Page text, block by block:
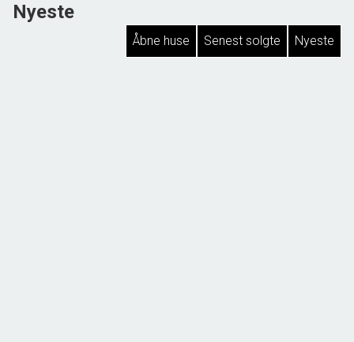
Nyeste
Åbne huse Senest solgte Nyeste